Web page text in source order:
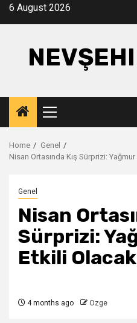
Skip6 August 2026
Primary
Menu
Home
Genel
Nisan Ortasında Kış Sürprizi:
Genel
Nisan
Sürprizi:
Etkili Olacak
4 months ago Ozge